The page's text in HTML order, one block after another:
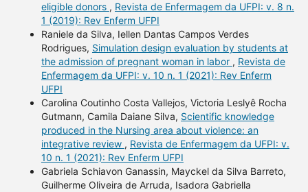
eligible donors , Revista de Enfermagem da UFPI: v. 8 n.
1 (2019): Rev Enferm UFPI
Raniele da Silva, Iellen Dantas Campos Verdes
Rodrigues, Simulation design evaluation by students at
the admission of pregnant woman in labor , Revista de
Enfermagem da UFPI: v. 10 n. 1 (2021): Rev Enferm
UFPI
Carolina Coutinho Costa Vallejos, Victoria Leslyê Rocha
Gutmann, Camila Daiane Silva, Scientific knowledge
produced in the Nursing area about violence: an
integrative review , Revista de Enfermagem da UFPI: v.
10 n. 1 (2021): Rev Enferm UFPI
Gabriela Schiavon Ganassin, Mayckel da Silva Barreto,
Guilherme Oliveira de Arruda, Isadora Gabriella